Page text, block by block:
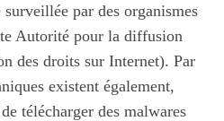
par des organismes
Autorité pour la diffusion
des droits sur Internet). Par
existent également,
télécharger des malwares